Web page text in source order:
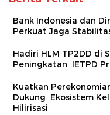
Bank Indonesia dan
Perkuat Jaga
Hadiri HLM TP2DD di
Peningkatan IETPD
Kuatkan
Dukung Ekosistem
Hilirisasi